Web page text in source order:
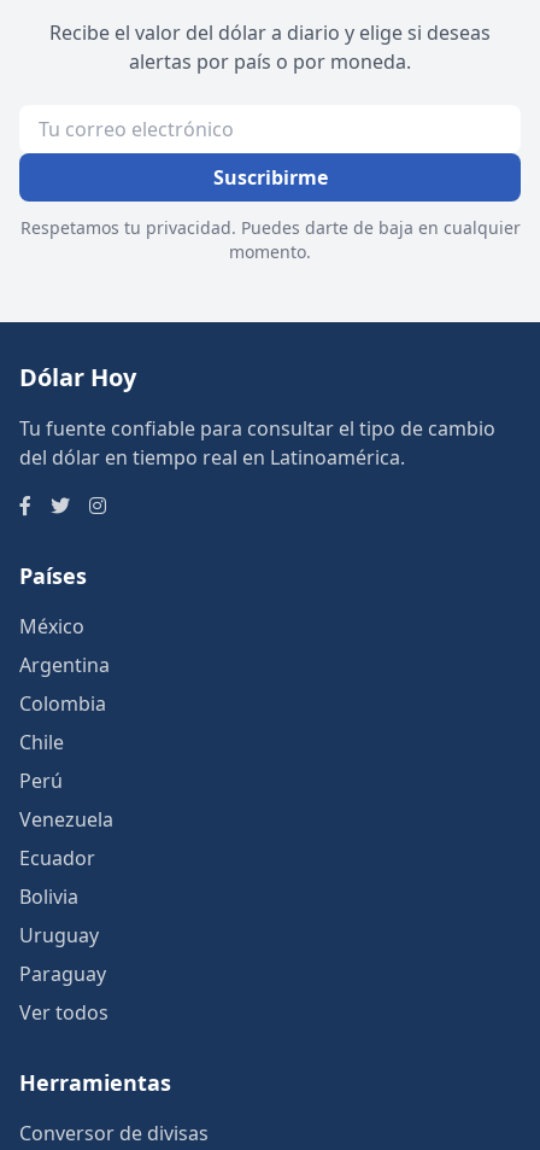
Recibe el valor del dólar a diario y elige si deseas
alertas por país o por moneda.
Suscribirme
Respetamos tu privacidad. Puedes darte de baja en cualquier
momento.
Dólar Hoy
Tu fuente confiable para consultar el tipo de cambio
del dólar en tiempo real en Latinoamérica.
Países
México
Argentina
Colombia
Chile
Perú
Venezuela
Ecuador
Bolivia
Uruguay
Paraguay
Ver todos
Herramientas
Conversor de divisas